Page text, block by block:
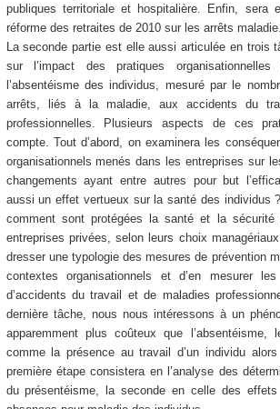
publiques territoriale et hospitalière. Enfin, sera
réforme des retraites de 2010 sur les arrêts maladie.
La seconde partie est elle aussi articulée en trois
sur l’impact des pratiques
l’absentéisme des individus, mesuré par le
arrêts, liés à la maladie, aux accidents du
professionnelles. Plusieurs aspects de ces
compte. Tout d’abord, on examinera les
organisationnels menés dans les entreprises sur
changements ayant entre autres pour but
aussi un effet vertueux sur la santé des individus
comment sont protégées la santé et la
entreprises privées, selon leurs choix
dresser une typologie des mesures de prévention
contextes organisationnels et d’en mesurer
d’accidents du travail et de maladies
dernière tâche, nous nous intéressons à un
apparemment plus coûteux que l’absentéisme,
comme la présence au travail d’un individu
première étape consistera en l’analyse des
du présentéisme, la seconde en celle des